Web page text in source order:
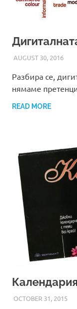
AUGUST 30, 2016
Разбира се,
нямаме
READ MORE
OCTOBER 31, 2015